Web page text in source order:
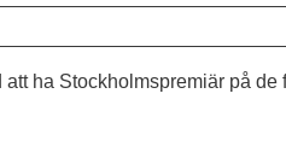
ha Stockholmspremiär på